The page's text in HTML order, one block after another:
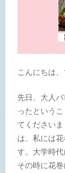
こんにちは、
先日、大人
ったという
てください
は、私には
す。大学時代
その時に花